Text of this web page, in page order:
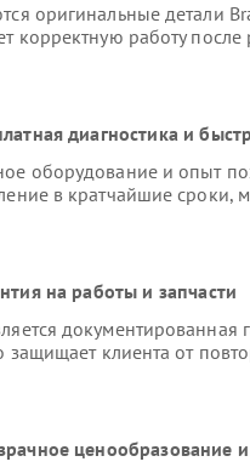
оригинальные детали
корректную работу
диагностика и
оборудование и опыт
в кратчайшие сроки,
на работы и запчасти
защищает клиента от
ценообразование